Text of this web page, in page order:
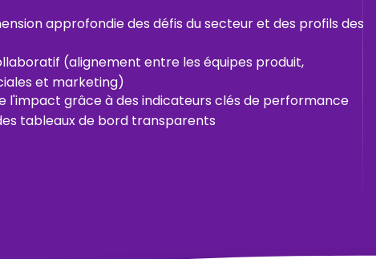
approfondie des défis du secteur et des profils des
(alignement entre les équipes produit,
et marketing)
l'impact grâce à des indicateurs clés de performance
tableaux de bord transparents